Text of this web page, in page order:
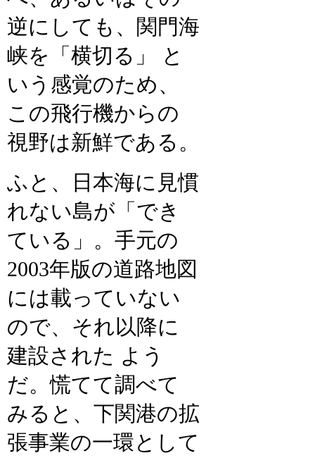
逆にしても、関門海
峡を「横切る」 と
いう感覚のため、
この飛行機からの
視野は新鮮である。
ふと、日本海に見慣
れない島が「でき
ている」。手元の
2003年版の道路地図
には載っていない
ので、それ以降に
建設された よう
だ。慌てて調べて
みると、下関港の拡
張事業の一環として